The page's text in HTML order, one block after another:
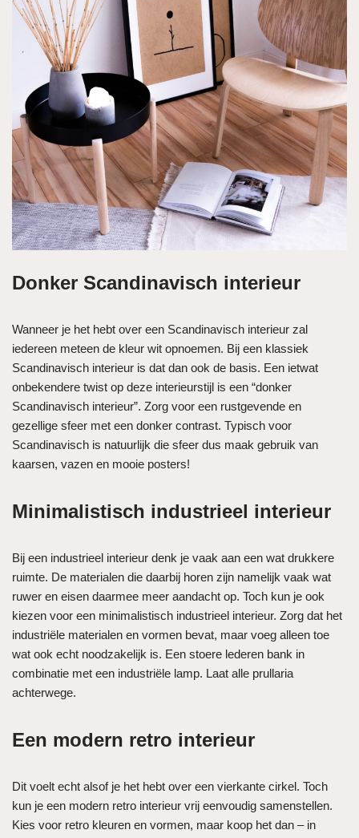
Donker Scandinavisch interieur
Wanneer je het hebt over een Scandinavisch interieur zal
iedereen meteen de kleur wit opnoemen. Bij een klassiek
Scandinavisch interieur is dat dan ook de basis. Een ietwat
onbekendere twist op deze interieurstijl is een “donker
Scandinavisch interieur”. Zorg voor een rustgevende en
gezellige sfeer met een donker contrast. Typisch voor
Scandinavisch is natuurlijk die sfeer dus maak gebruik van
kaarsen, vazen en mooie posters!
Minimalistisch industrieel interieur
Bij een industrieel interieur denk je vaak aan een wat drukkere
ruimte. De materialen die daarbij horen zijn namelijk vaak wat
ruwer en eisen daarmee meer aandacht op. Toch kun je ook
kiezen voor een minimalistisch industrieel interieur. Zorg dat het
industriële materialen en vormen bevat, maar voeg alleen toe
wat ook echt noodzakelijk is. Een stoere lederen bank in
combinatie met een industriële lamp. Laat alle prullaria
achterwege.
Een modern retro interieur
Dit voelt echt alsof je het hebt over een vierkante cirkel. Toch
kun je een modern retro interieur vrij eenvoudig samenstellen.
Kies voor retro kleuren en vormen, maar koop het dan – in